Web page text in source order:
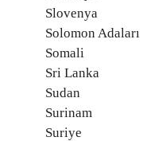
Slovenya
Solomon Adaları
Somali
Sri Lanka
Sudan
Surinam
Suriye